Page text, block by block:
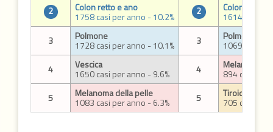
2
Colon retto e ano
1758 casi per anno - 10.2% 2 Colon retto e
1614 casi
3
Polmone
1728 casi per anno - 10.1% 3 Polmone
1069 casi
4
Vescica
1650 casi per anno - 9.6% 4 Melanoma
894 casi per
5
Melanoma della pelle
1083 casi per anno - 6.3% 5 Tiroide
705 casi per